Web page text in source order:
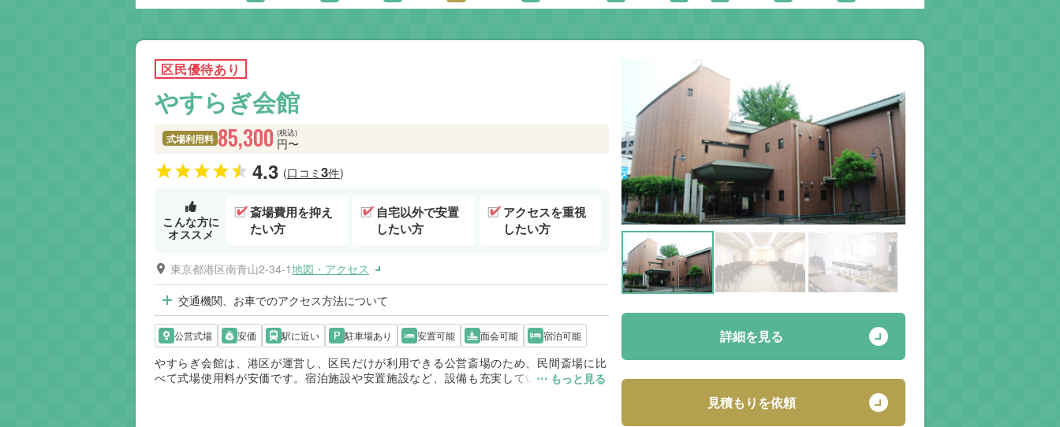
区民優待あり
やすらぎ会館
式場利用料 (税込)
85,300 円〜
4.3 (口コミ3件)
こんな方に
オススメ
斎場費用を抑え
たい方
自宅以外で安置
したい方
アクセスを重視
したい方
東京都港区南青山2-34-1地図・アクセス
交通機関、お車でのアクセス方法について
公営式場 安価 駅に近い 駐車場あり 安置可能 面会可能 宿泊可能
やすらぎ会館は、港区が運営し、区民だけが利用できる公営斎場のため、民間斎場に比
べて式場使用料が安価です。宿泊施設や安置施設など、設備も充実しています。家族葬
⋯ もっと見る
詳細を見る
見積もりを依頼